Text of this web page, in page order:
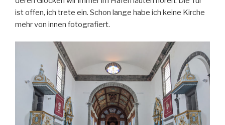
ist offen, ich trete ein. Schon lange habe ich keine Kirche
mehr von innen fotografiert.